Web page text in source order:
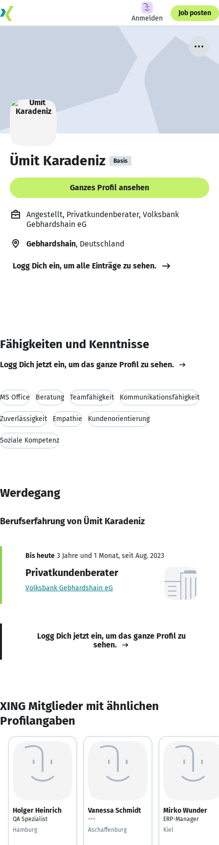
Anmelden
Job posten
Ümit Karadeniz Basis
Ganzes Profil ansehen
Angestellt, Privatkundenberater, Volksbank
Gebhardshain eG
Gebhardshain, Deutschland
Logg Dich ein, um alle Einträge zu sehen.
Fähigkeiten und Kenntnisse
Logg Dich jetzt ein, um das ganze Profil zu sehen.
MS Office Beratung Teamfähigkeit Kommunikationsfähigkeit
Zuverlässigkeit Empathie Kundenorientierung
Soziale Kompetenz
Werdegang
Berufserfahrung von Ümit Karadeniz
Bis heute 3 Jahre und 1 Monat, seit Aug. 2023
Privatkundenberater
Volksbank Gebhardshain eG
Logg Dich jetzt ein, um das ganze Profil zu
sehen.
XING Mitglieder mit ähnlichen
Profilangaben
Holger Heinrich
QA Spezialist
Hamburg
Vanessa Schmidt
---
Aschaffenburg
Mirko Wunder
ERP-Manager
Kiel